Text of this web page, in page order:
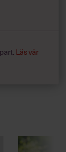
Läs vår